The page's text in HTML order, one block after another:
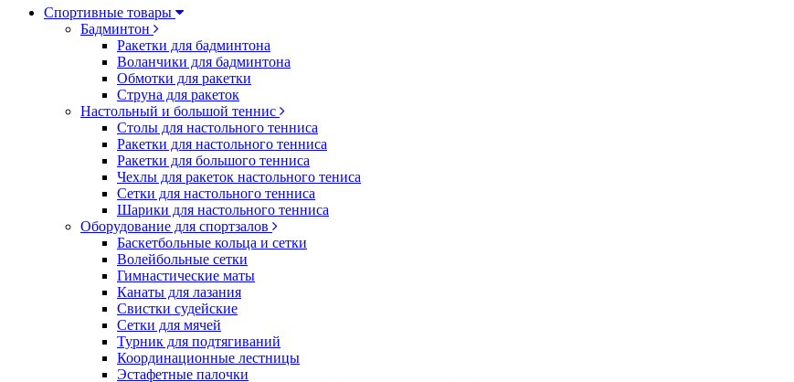
Спортивные товары
Бадминтон
Ракетки для бадминтона
Воланчики для бадминтона
Обмотки для ракетки
Струна для ракеток
Настольный и большой теннис
Столы для настольного тенниса
Ракетки для настольного тенниса
Ракетки для большого тенниса
Чехлы для ракеток настольного тениса
Сетки для настольного тенниса
Шарики для настольного тенниса
Оборудование для спортзалов
Баскетбольные кольца и сетки
Волейбольные сетки
Гимнастические маты
Канаты для лазания
Свистки судейские
Сетки для мячей
Турник для подтягиваний
Координационные лестницы
Эстафетные палочки